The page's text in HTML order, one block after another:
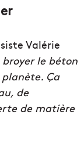
Valérie
le béton
Ça
de
de matière